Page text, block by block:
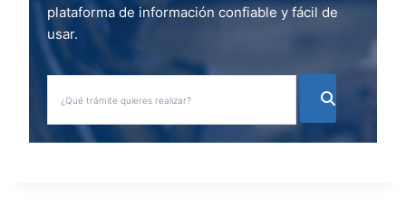
plataforma de información confiable y fácil de
usar.